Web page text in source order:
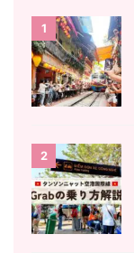
1
2